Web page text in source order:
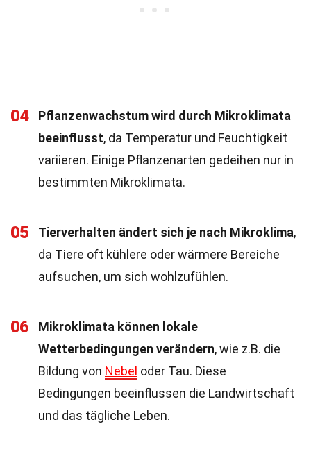
04
Pflanzenwachstum wird durch Mikroklimata
beeinflusst, da Temperatur und Feuchtigkeit
variieren. Einige Pflanzenarten gedeihen nur in
bestimmten Mikroklimata.
05 Tierverhalten ändert sich je nach Mikroklima,
da Tiere oft kühlere oder wärmere Bereiche
aufsuchen, um sich wohlzufühlen.
06
Mikroklimata können lokale
Wetterbedingungen verändern, wie z.B. die
Bildung von Nebel oder Tau. Diese
Bedingungen beeinflussen die Landwirtschaft
und das tägliche Leben.